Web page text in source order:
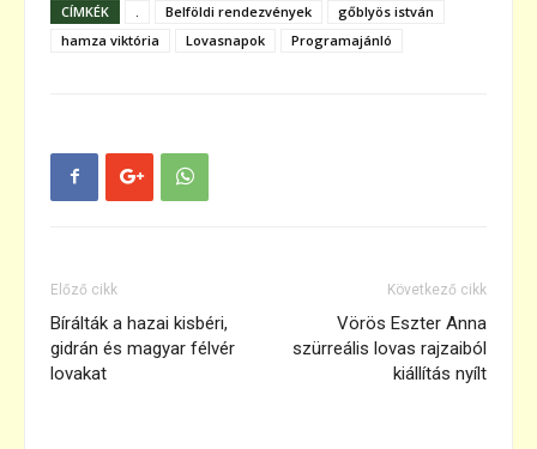
CÍMKÉK Belföldi rendezvények
gőblyös istván
hamza viktória
Lovasnapok Programajánló
Előző cikk
Bírálták a hazai kisbéri,
gidrán és magyar félvér
lovakat
Következő cikk
Vörös Eszter Anna
szürreális lovas rajzaiból
kiállítás nyílt